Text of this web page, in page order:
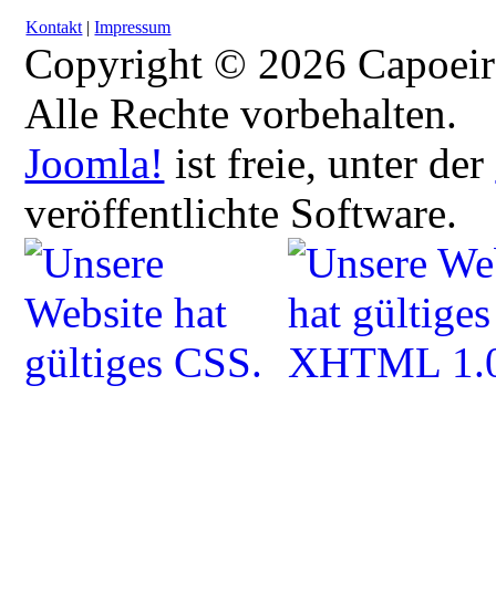
Kontakt |Impressum
Copyright © 2026
Alle Rechte vorbehalten.
Joomla! ist freie, unter der
veröffentlichte Software.